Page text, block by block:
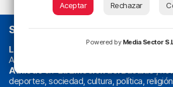
SOBRE NOSOTROS
La radio sin cadenas
. Desde 1960
Actualidad y
Athletic
deportes, sociedad, cultura, política,
Aceptar Rechazar
Powered by Media Sector